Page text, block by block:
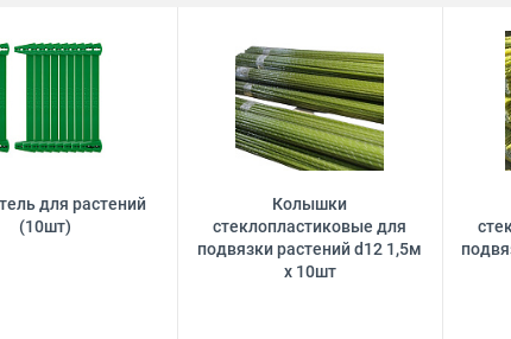
для растений
(10шт)
Колышки
стеклопластиковые для
подвязки растений d12 1,5м
х 10шт